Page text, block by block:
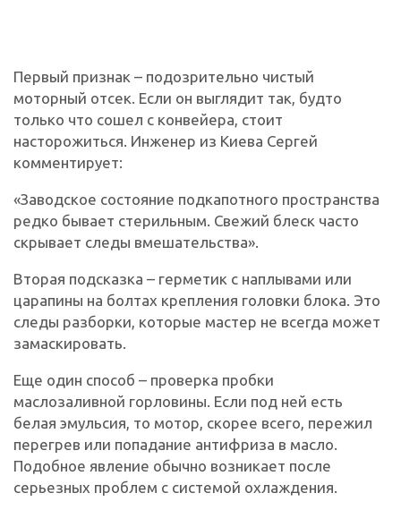
Первый признак – подозрительно чистый
моторный отсек. Если он выглядит так, будто
только что сошел с конвейера, стоит
насторожиться. Инженер из Киева Сергей
комментирует:
«Заводское состояние подкапотного пространства
редко бывает стерильным. Свежий блеск часто
скрывает следы вмешательства».
Вторая подсказка – герметик с наплывами или
царапины на болтах крепления головки блока. Это
следы разборки, которые мастер не всегда может
замаскировать.
Еще один способ – проверка пробки
маслозаливной горловины. Если под ней есть
белая эмульсия, то мотор, скорее всего, пережил
перегрев или попадание антифриза в масло.
Подобное явление обычно возникает после
серьезных проблем с системой охлаждения.